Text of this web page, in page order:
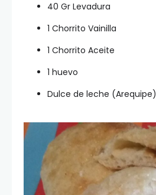
40 Gr Levadura
1 Chorrito Vainilla
1 Chorrito Aceite
1 huevo
Dulce de leche (Arequipe)